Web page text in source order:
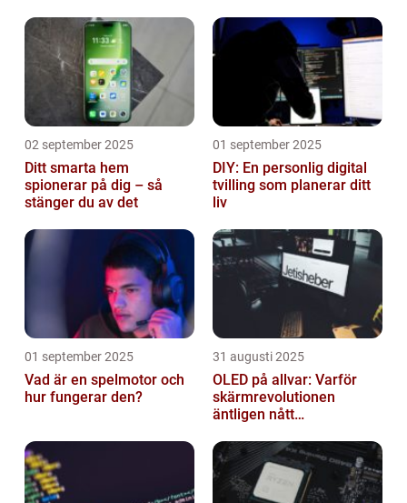
02 september 2025
Ditt smarta hem
spionerar på dig – så
stänger du av det
01 september 2025
DIY: En personlig digital
tvilling som planerar ditt
liv
01 september 2025
Vad är en spelmotor och
hur fungerar den?
31 augusti 2025
OLED på allvar: Varför
skärmrevolutionen
äntligen nått